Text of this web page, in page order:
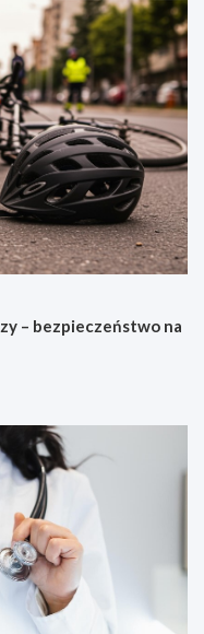
– bezpieczeństwo na